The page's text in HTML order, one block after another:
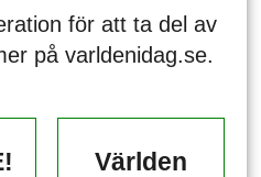
för att ta del av
på varldenidag.se.
Världen